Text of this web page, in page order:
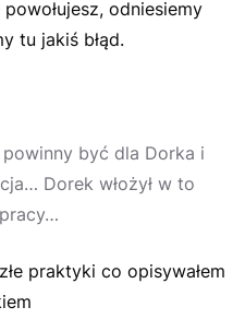
odniesiemy
tu jakiś błąd.
być dla Dorka i
Dorek włożył w to
praktyki co opisywałem